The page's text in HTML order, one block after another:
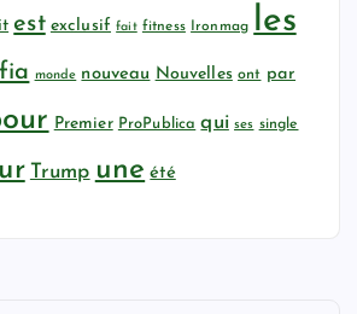
est exclusif fait fitness Ironmag les
monde nouveau Nouvelles ont par
Premier ProPublica qui ses single
Trump une été